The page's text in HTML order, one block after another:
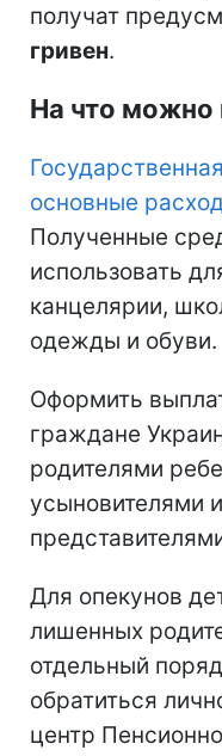
получат
гривен.
На что можно
основные
Полученные
использовать
канцелярии,
одежды и обуви.
Оформить
граждане
родителями
усыновителями
Для опекунов
лишенных
отдельный
обратиться
центр